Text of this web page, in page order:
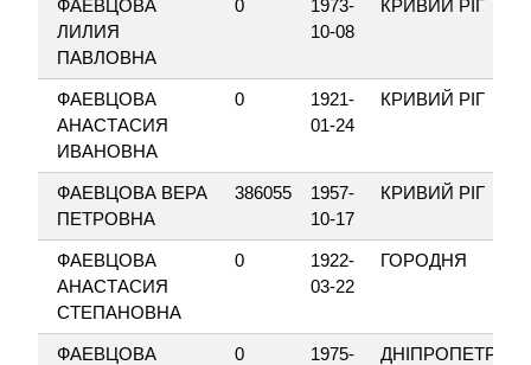
ФАЕВЦОВА
ЛИЛИЯ
ПАВЛОВНА
0
1973-
10-08
КРИВИЙ РІГ
ФАЕВЦОВА
АНАСТАСИЯ
ИВАНОВНА
0
1921-
01-24
КРИВИЙ РІГ
ФАЕВЦОВА ВЕРА
ПЕТРОВНА
386055
1957-
10-17
КРИВИЙ РІГ
ФАЕВЦОВА
АНАСТАСИЯ
СТЕПАНОВНА
0
1922-
03-22
ГОРОДНЯ
ФАЕВЦОВА
0
1975-